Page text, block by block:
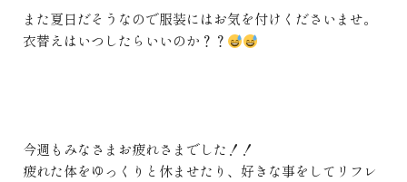
また夏日だそうなので服装にはお気を付けくださいませ。
衣替えはいつしたらいいのか？？
今週もみなさまお疲れさまでした！！
疲れた体をゆっくりと休ませたり、好きな事をしてリフレ